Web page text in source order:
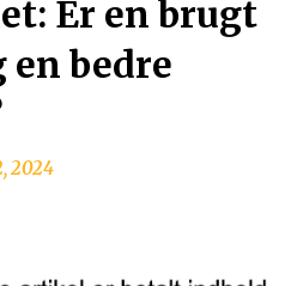
Er en brugt
bedre
2024